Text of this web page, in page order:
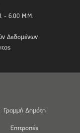
- 6.00 Μ.Μ.
Δεδομένων
Γραμμή Δημότη
Επιτροπές